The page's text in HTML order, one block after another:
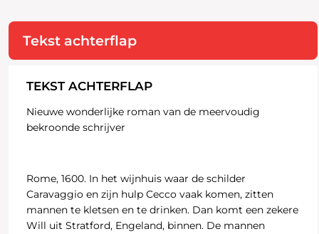
Tekst achterflap
TEKST ACHTERFLAP
Nieuwe wonderlijke roman van de meervoudig
bekroonde schrijver
Rome, 1600. In het wijnhuis waar de schilder
Caravaggio en zijn hulp Cecco vaak komen, zitten
mannen te kletsen en te drinken. Dan komt een zekere
Will uit Stratford, Engeland, binnen. De mannen